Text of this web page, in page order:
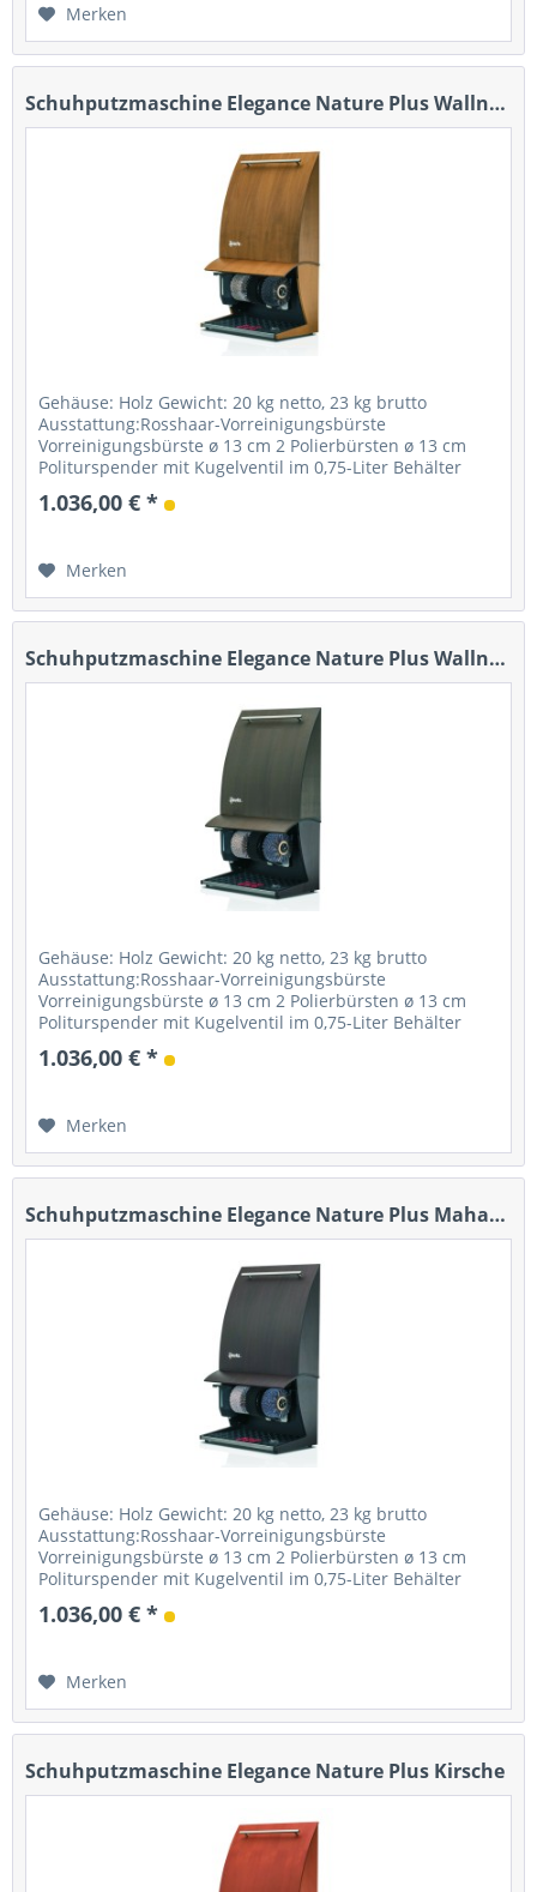
Merken
Schuhputzmaschine Elegance Nature Plus Wallnuss...
Gehäuse: Holz Gewicht: 20 kg netto, 23 kg brutto
Ausstattung:Rosshaar-Vorreinigungsbürste
Vorreinigungsbürste ø 13 cm 2 Polierbürsten ø 13 cm
Politurspender mit Kugelventil im 0,75-Liter Behälter
1.036,00 € *
Merken
Schuhputzmaschine Elegance Nature Plus Wallnuss...
Gehäuse: Holz Gewicht: 20 kg netto, 23 kg brutto
Ausstattung:Rosshaar-Vorreinigungsbürste
Vorreinigungsbürste ø 13 cm 2 Polierbürsten ø 13 cm
Politurspender mit Kugelventil im 0,75-Liter Behälter
Starter: Fußsensor mit Timer...
1.036,00 € *
Merken
Schuhputzmaschine Elegance Nature Plus Mahagoni
Gehäuse: Holz Gewicht: 20 kg netto, 23 kg brutto
Ausstattung:Rosshaar-Vorreinigungsbürste
Vorreinigungsbürste ø 13 cm 2 Polierbürsten ø 13 cm
Politurspender mit Kugelventil im 0,75-Liter Behälter
Starter: Fußsensor mit Timer...
1.036,00 € *
Merken
Schuhputzmaschine Elegance Nature Plus Kirsche